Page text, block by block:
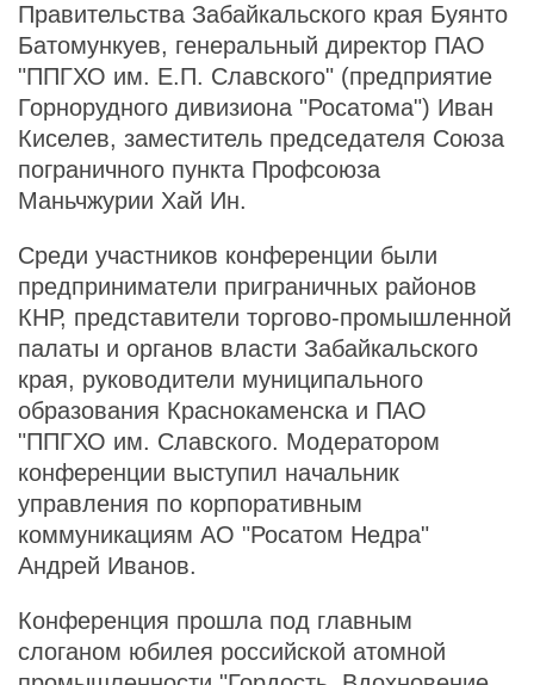
Правительства Забайкальского края Буянто
Батомункуев, генеральный директор ПАО
"ППГХО им. Е.П. Славского" (предприятие
Горнорудного дивизиона "Росатома") Иван
Киселев, заместитель председателя Союза
пограничного пункта Профсоюза
Маньчжурии Хай Ин.
Среди участников конференции были
предприниматели приграничных районов
КНР, представители торгово-промышленной
палаты и органов власти Забайкальского
края, руководители муниципального
образования Краснокаменска и ПАО
"ППГХО им. Славского. Модератором
конференции выступил начальник
управления по корпоративным
коммуникациям АО "Росатом Недра"
Андрей Иванов.
Конференция прошла под главным
слоганом юбилея российской атомной